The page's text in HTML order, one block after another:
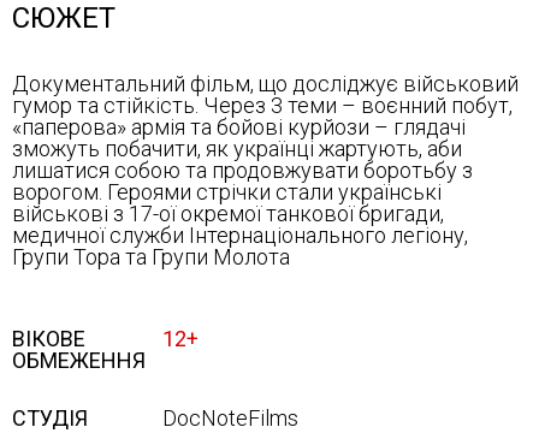
СЮЖЕТ
Документальний фільм, що досліджує військовий
гумор та стійкість. Через 3 теми – воєнний побут,
«паперова» армія та бойові курйози – глядачі
зможуть побачити, як українці жартують, аби
лишатися собою та продовжувати боротьбу з
ворогом. Героями стрічки стали українські
військові з 17-ої окремої танкової бригади,
медичної служби Інтернаціонального легіону,
Групи Тора та Групи Молота
ВІКОВЕ
ОБМЕЖЕННЯ
12+
СТУДІЯ DocNoteFilms